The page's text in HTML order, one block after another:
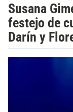
Susana
festejo de
Darín y